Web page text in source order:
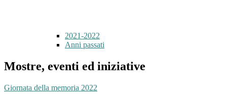
2021-2022
Anni passati
Mostre, eventi ed iniziative
Giornata della memoria 2022